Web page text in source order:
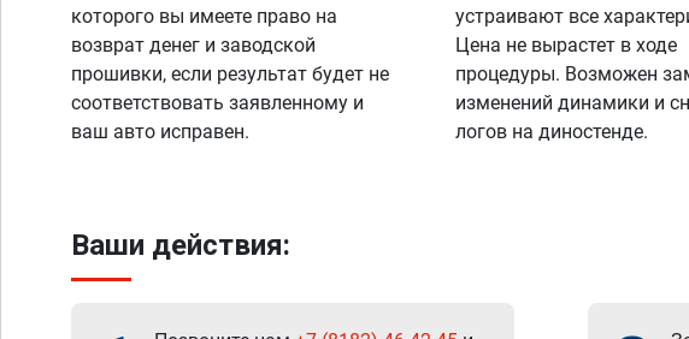
которого вы имеете право на
возврат денег и заводской
прошивки, если результат будет не
соответствовать заявленному и
ваш авто исправен.
устраивают все
Цена не вырастет в ходе
процедуры. Возможен
изменений динамики и
логов на диностенде.
Ваши действия: